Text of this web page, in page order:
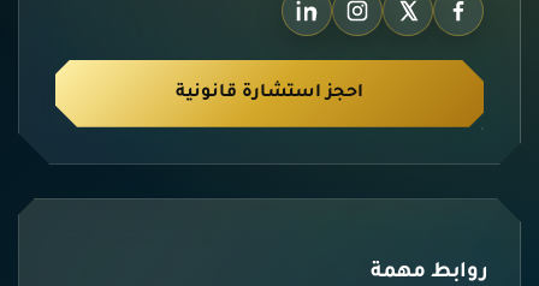
احجز استشارة قانونية
روابط مهمة